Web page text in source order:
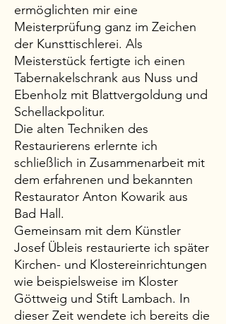
ermöglichten mir eine
Meisterprüfung ganz im Zeichen
der Kunsttischlerei. Als
Meisterstück fertigte ich einen
Tabernakelschrank aus Nuss und
Ebenholz mit Blattvergoldung und
Schellackpolitur.
Die alten Techniken des
Restaurierens erlernte ich
schließlich in Zusammenarbeit mit
dem erfahrenen und bekannten
Restaurator Anton Kowarik aus
Bad Hall.
Gemeinsam mit dem Künstler
Josef Übleis restaurierte ich später
Kirchen- und Klostereinrichtungen
wie beispielsweise im Kloster
Göttweig und Stift Lambach. In
dieser Zeit wendete ich bereits die